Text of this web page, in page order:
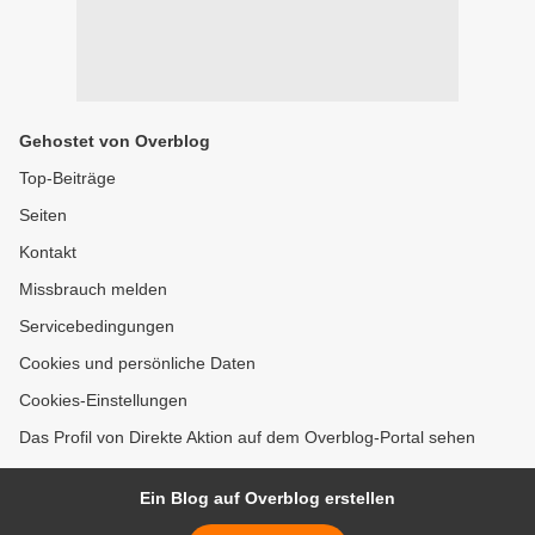
Gehostet von Overblog
Top-Beiträge
Seiten
Kontakt
Missbrauch melden
Servicebedingungen
Cookies und persönliche Daten
Cookies-Einstellungen
Das Profil von Direkte Aktion auf dem Overblog-Portal sehen
Ein Blog auf Overblog erstellen